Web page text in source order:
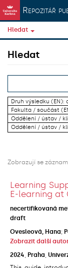
Přeskočit na obsah
Repozitář
Hledat
Hledat
Druh výsledku (EN):
Fakulta / součást
Oddělení / ústav /
Oddělení / ústav /
Zobrazují se
Learning
E-learning at
necertifikovaná
draft
Ovesleová, Hana;
Zobrazit další
2024
Praha